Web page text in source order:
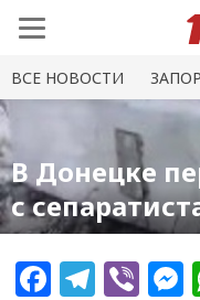
ВСЕ НОВОСТИ
В Донецке
с